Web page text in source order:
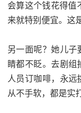
会算这个钱花得值
来就特别便宜。这
另一面呢？她儿子
睛都不眨。去剧
人员订咖啡，永远
从不手软，都是实